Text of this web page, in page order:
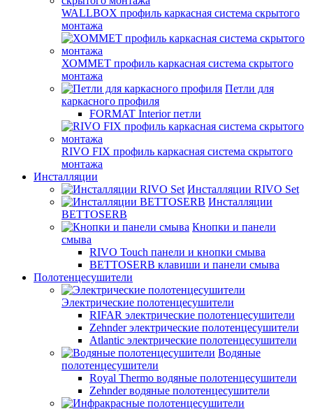
WALLBOX профиль каркасная система скрытого
монтажа
ХОММЕТ профиль каркасная система скрытого
монтажа
Петли для
каркасного профиля
FORMAT Interior петли
RIVO FIX профиль каркасная система скрытого
монтажа
Инсталляции
Инсталляции RIVO Set
Инсталляции
BETTOSERB
Кнопки и панели
смыва
RIVO Touch панели и кнопки смыва
BETTOSERB клавиши и панели смыва
Полотенцесушители
Электрические полотенцесушители
RIFAR электрические полотенцесушители
Zehnder электрические полотенцесушители
Atlantic электрические полотенцесушители
Водяные
полотенцесушители
Royal Thermo водяные полотенцесушители
Zehnder водяные полотенцесушители